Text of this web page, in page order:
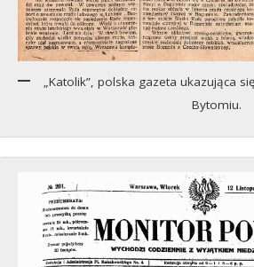
„Katolik”, polska gazeta ukazująca
Bytomiu.